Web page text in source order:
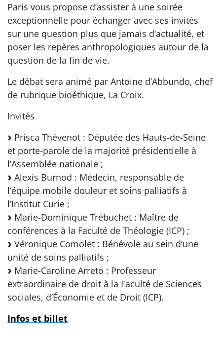
Paris vous propose d’assister à une soirée
exceptionnelle pour échanger avec ses invités
sur une question plus que jamais d’actualité, et
poser les repères anthropologiques autour de la
question de la fin de vie.
Le débat sera animé par Antoine d’Abbundo, chef
de rubrique bioéthique, La Croix.
Invités
Prisca Thévenot : Députée des Hauts-de-Seine
et porte-parole de la majorité présidentielle à
l’Assemblée nationale ;
Alexis Burnod : Médecin, responsable de
l’équipe mobile douleur et soins palliatifs à
l’Institut Curie ;
Marie-Dominique Trébuchet : Maître de
conférences à la Faculté de Théologie (ICP) ;
Véronique Comolet : Bénévole au sein d’une
unité de soins palliatifs ;
Marie-Caroline Arreto : Professeur
extraordinaire de droit à la Faculté de Sciences
sociales, d’Économie et de Droit (ICP).
Infos et billet